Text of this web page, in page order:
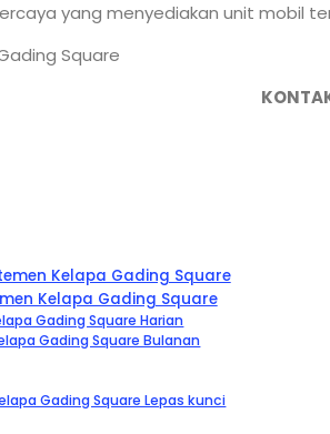
yang menyediakan unit mobil
Kelapa Gading Square
Kelapa Gading Square
Gading Square Harian
Gading Square Bulanan
Gading Square Lepas kunci